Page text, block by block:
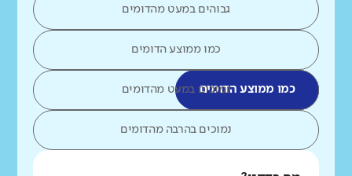
גבוהים במעט מהדומים
כמו ממוצע הדומים
כמו ממוצע הדומיםנמוכים במעט מהדומים
נמוכים בהרבה מהדומים